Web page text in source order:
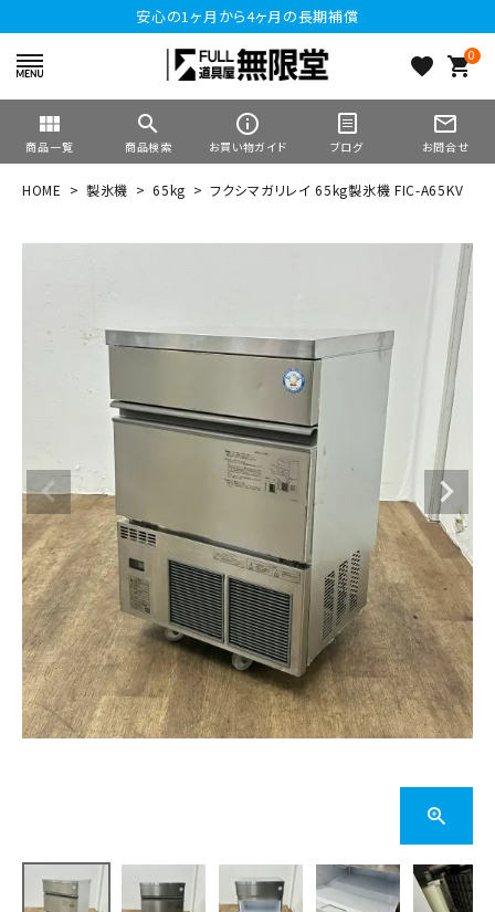
安心の1ヶ月から4ヶ月の長期補償
favorite 0
shopping_cart
view_module
商品一覧
search
商品検索
info_outline
お買い物ガイド ブログ
mail_outline
お問合せ
HOME 製氷機 65kg フクシマガリレイ 65kg製氷機 FIC-A65KV